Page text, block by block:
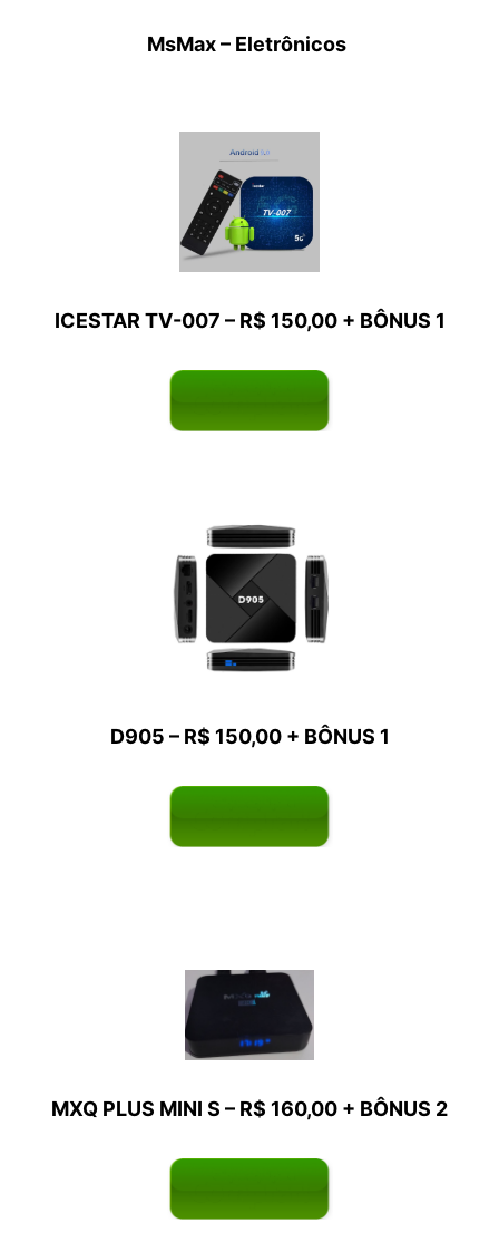
MsMax – Eletrônicos
ICESTAR TV-007 – R$ 150,00+ BÔNUS 1
D905 – R$ 150,00 + BÔNUS 1
MXQ PLUS MINI S – R$ 160,00 + BÔNUS 2